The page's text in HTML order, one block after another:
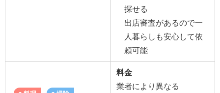
探せる
出店審査があるので一
人暮らしも安心して依
頼可能
料金
業者により異なる